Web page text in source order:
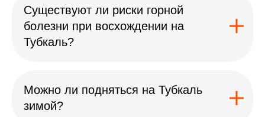
Существуют ли риски горной
болезни при восхождении на
Тубкаль?
Можно ли подняться на Тубкаль
зимой?